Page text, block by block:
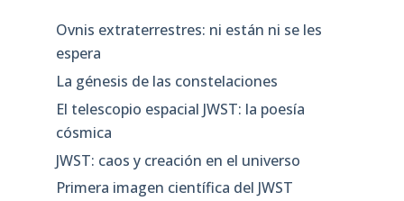
Ovnis extraterrestres: ni están ni se les
espera
La génesis de las constelaciones
El telescopio espacial JWST: la poesía
cósmica
JWST: caos y creación en el universo
Primera imagen científica del JWST